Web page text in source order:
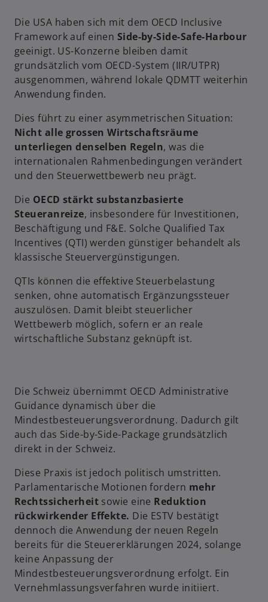
f
n
e
t
Die USA haben sich mit dem OECD Inclusive
Framework auf einen Side-by-Side-Safe-Harbour
geeinigt. US-Konzerne bleiben damit
grundsätzlich vom OECD-System (IIR/UTPR)
ausgenommen, während lokale QDMTT weiterhin
Anwendung finden.
Dies führt zu einer asymmetrischen Situation:
Nicht alle grossen Wirtschaftsräume
unterliegen denselben Regeln, was die
internationalen Rahmenbedingungen verändert
und den Steuerwettbewerb neu prägt.
Die OECD stärkt substanzbasierte
Steueranreize, insbesondere für Investitionen,
Beschäftigung und F&E. Solche Qualified Tax
Incentives (QTI) werden günstiger behandelt als
klassische Steuervergünstigungen.
QTIs können die effektive Steuerbelastung
senken, ohne automatisch Ergänzungssteuer
auszulösen. Damit bleibt steuerlicher
Wettbewerb möglich, sofern er an reale
wirtschaftliche Substanz geknüpft ist.
Die Schweiz übernimmt OECD Administrative
Guidance dynamisch über die
Mindestbesteuerungsverordnung. Dadurch gilt
auch das Side-by-Side-Package grundsätzlich
direkt in der Schweiz.
Diese Praxis ist jedoch politisch umstritten.
Parlamentarische Motionen fordern mehr
Rechtssicherheit sowie eine Reduktion
rückwirkender Effekte. Die ESTV bestätigt
dennoch die Anwendung der neuen Regeln
bereits für die Steuererklärungen 2024, solange
keine Anpassung der
Mindestbesteuerungsverordnung erfolgt. Ein
Vernehmlassungsverfahren wurde initiiert.